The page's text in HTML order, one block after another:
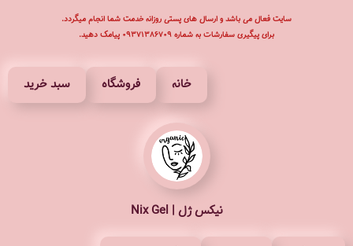
سایت فعال می باشد و ارسال های پستی روزانه خدمت شما انجام میگردد.
برای پیگیری سفارشات به شماره ۰۹۳۷۱۳۸۶۷۰۹ پیامک دهید.
خانه فروشگاه سبد خرید
نیکس ژل | Nix Gel